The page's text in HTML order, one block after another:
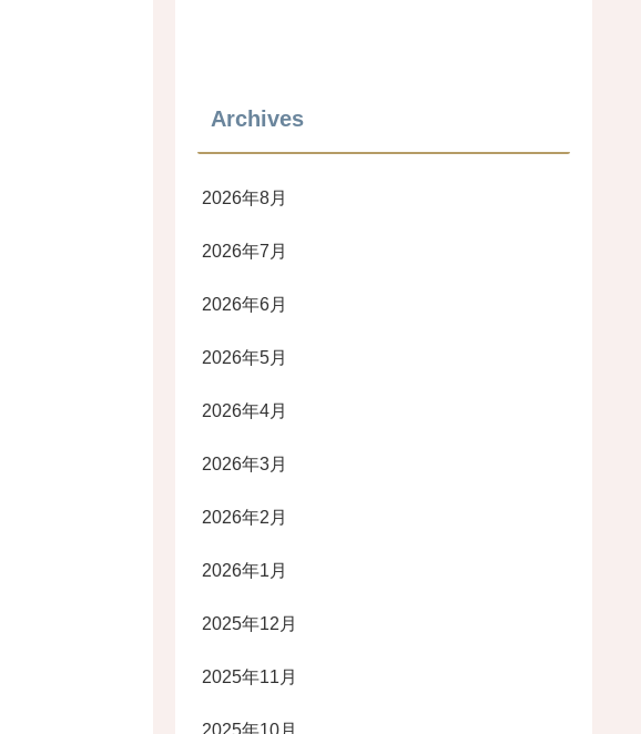
Archives
2026年8月
2026年7月
2026年6月
2026年5月
2026年4月
2026年3月
2026年2月
2026年1月
2025年12月
2025年11月